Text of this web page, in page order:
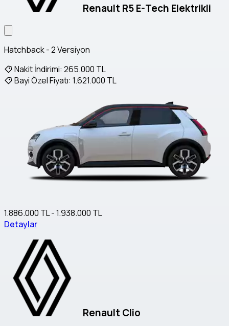
Renault R5 E-Tech Elektrikli
Hatchback - 2 Versiyon
Nakit İndirimi: 265.000 TL
Bayi Özel Fiyatı: 1.621.000 TL
1.886.000 TL - 1.938.000 TL
Detaylar
Renault Clio